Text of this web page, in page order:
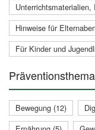
Hinweise für
Für Kinder und
Präventionsthema
Bewegung (12)